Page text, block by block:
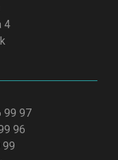
4
99 97
96
99